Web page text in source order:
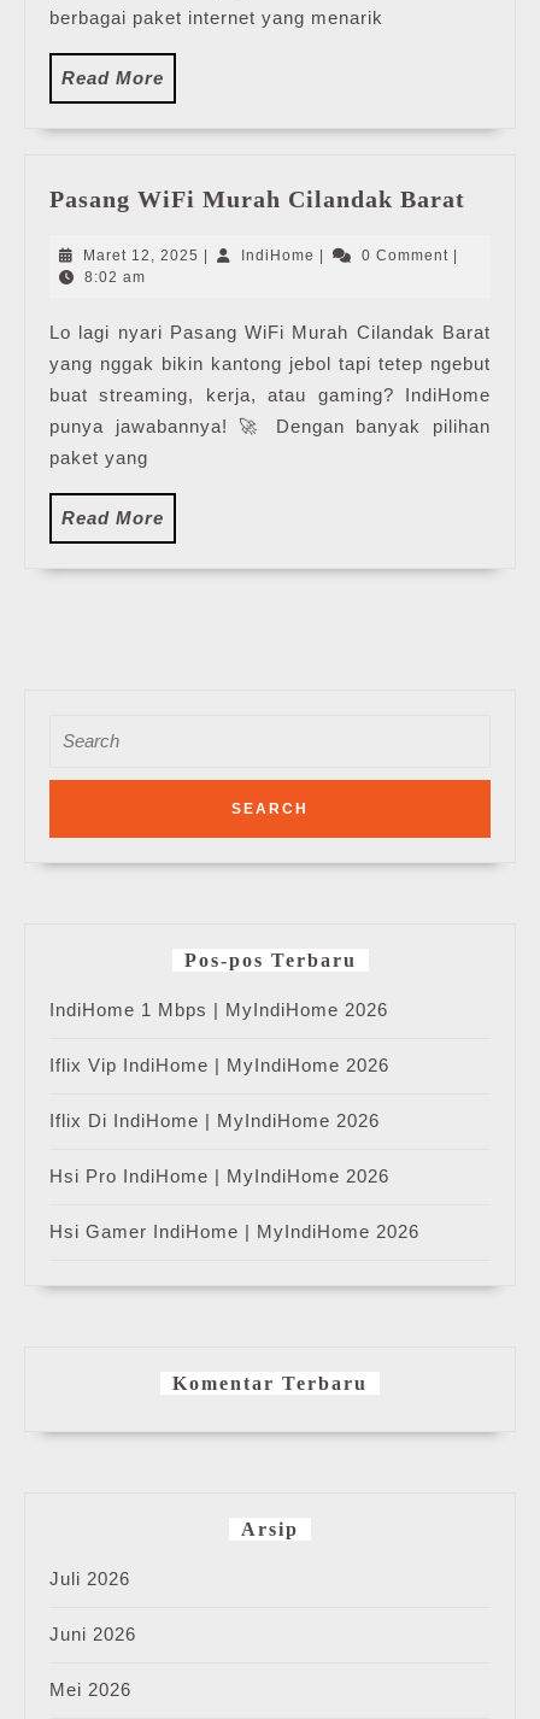
berbagai paket internet yang menarik
Read More
More
Pasang WiFi Murah Cilandak Barat
Maret 12, 2025 Maret
| IndiHome IndiHome
| 0 Comment |
8:02 am
Lo lagi nyari Pasang WiFi Murah Cilandak Barat
yang nggak bikin kantong jebol tapi tetep ngebut
buat streaming, kerja, atau gaming? IndiHome
punya jawabannya! 🚀 Dengan banyak pilihan
paket yang
Read More
More
for:
Pos-pos Terbaru
IndiHome 1 Mbps | MyIndiHome 2026
Iflix Vip IndiHome | MyIndiHome 2026
Iflix Di IndiHome | MyIndiHome 2026
Hsi Pro IndiHome | MyIndiHome 2026
Hsi Gamer IndiHome | MyIndiHome 2026
Komentar Terbaru
Arsip
Juli 2026
Juni 2026
Mei 2026